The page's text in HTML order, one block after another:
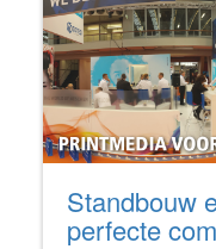
Standbouw
perfecte